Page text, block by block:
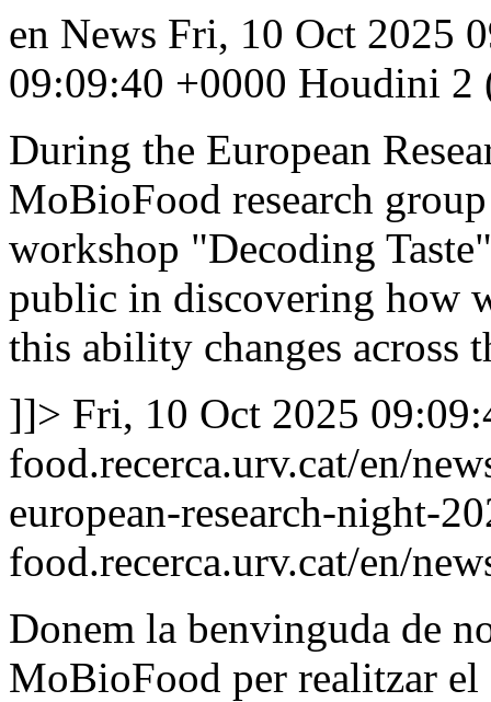
en News Fri, 10 Oct 2025
09:09:40 +0000 Houdini 2
During the European
MoBioFood research
workshop "Decoding
public in discovering how
this ability changes across
]]> Fri, 10 Oct 2025
food.recerca.urv.cat/en/
european-research-night-
food.recerca.urv.cat/en/
Donem la benvinguda de
MoBioFood per realitzar el